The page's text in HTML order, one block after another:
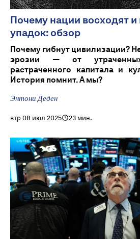
Почему нации восходят и
упадок: обзор
Почему гибнут цивилизации?
эрозии — от
растраченного капитала и
История помнит. А мы?
Энтони Деден
втр 08 июл 2025 23 мин.